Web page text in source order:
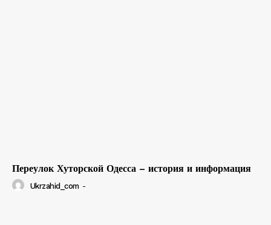
Переулок Хуторской Одесса – история и информация
Ukrzahid_com -